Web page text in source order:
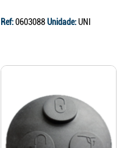
Ref:0603088Unidade:UNI